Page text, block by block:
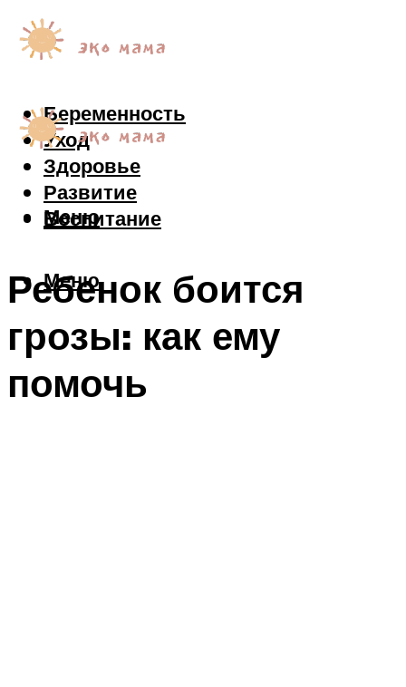
Беременность
Уход
Здоровье
Развитие
Воспитание
Меню
Меню
Ребенок боится
грозы: как ему
помочь